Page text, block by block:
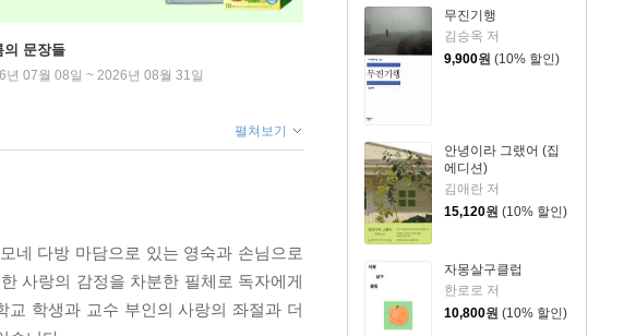
무진기행
김승옥 저
9,900원 (10% 할인)
안녕이라 그랬어 (집
에디션)
김애란 저
15,120원 (10% 할인)
자몽살구클럽
한로로 저
10,800원 (10% 할인)
의 문장들
년 07월 08일 ~ 2026년 08월 31일
펼쳐보기
네 다방 마담으로 있는 영숙과 손님으로
사랑의 감정을 차분한 필체로 독자에게
학생과 교수 부인의 사랑의 좌절과 더